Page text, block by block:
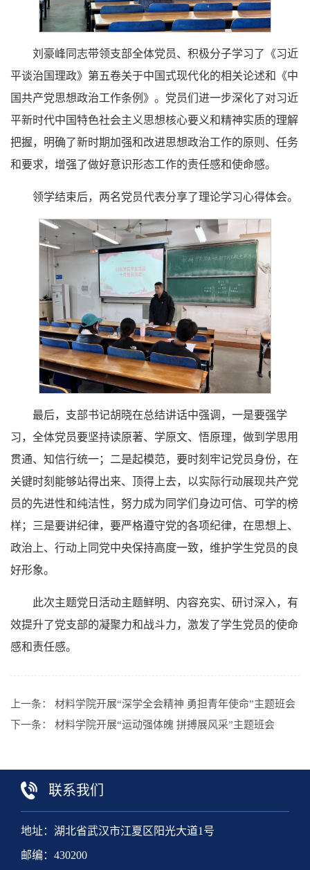
刘豪峰同志带领支部全体党员、积极分子学习了《习近
平谈治国理政》第五卷关于中国式现代化的相关论述和《中
国共产党思想政治工作条例》。党员们进一步深化了对习近
平新时代中国特色社会主义思想核心要义和精神实质的理解
把握，明确了新时期加强和改进思想政治工作的原则、任务
和要求，增强了做好意识形态工作的责任感和使命感。
领学结束后，两名党员代表分享了理论学习心得体会。
最后，支部书记胡晓在总结讲话中强调，一是要强学
习，全体党员要坚持读原著、学原文、悟原理，做到学思用
贯通、知信行统一；二是起模范，要时刻牢记党员身份，在
关键时刻能够站得出来、顶得上去，以实际行动展现共产党
员的先进性和纯洁性，努力成为同学们身边可信、可学的榜
样；三是要讲纪律，要严格遵守党的各项纪律，在思想上、
政治上、行动上同党中央保持高度一致，维护学生党员的良
好形象。
此次主题党日活动主题鲜明、内容充实、研讨深入，有
效提升了党支部的凝聚力和战斗力，激发了学生党员的使命
感和责任感。
上一条： 材料学院开展“深学全会精神 勇担青年使命”主题班会
下一条： 材料学院开展“运动强体魄 拼搏展风采”主题班会
联系我们
地址：湖北省武汉市江夏区阳光大道1号
邮编：430200